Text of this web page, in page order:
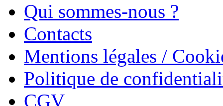
Qui sommes-nous ?
Contacts
Mentions légales /
Politique de
CGV